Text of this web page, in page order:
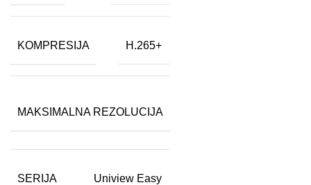
KOMPRESIJA H.265+
MAKSIMALNA REZOLUCIJA
SERIJA Uniview Easy